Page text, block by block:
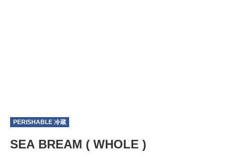
PERISHABLE 冷蔵
SEA BREAM ( WHOLE )